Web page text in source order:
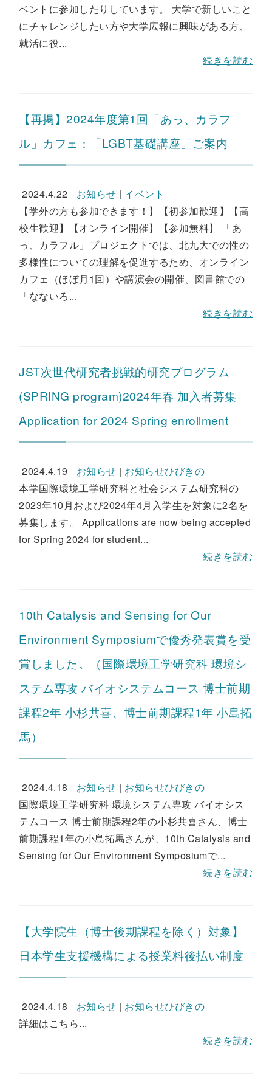
ベントに参加したりしています。 大学で新しいこと
にチャレンジしたい方や大学広報に興味がある方、
就活に役...
続きを読む
【再掲】2024年度第1回「あっ、カラフ
ル」カフェ：「LGBT基礎講座」ご案内
2024.4.22 お知らせ | イベント
【学外の方も参加できます！】【初参加歓迎】【高
校生歓迎】【オンライン開催】【参加無料】 「あ
っ、カラフル」プロジェクトでは、北九大での性の
多様性についての理解を促進するため、オンライン
カフェ（ほぼ月1回）や講演会の開催、図書館での
「なないろ...
続きを読む
JST次世代研究者挑戦的研究プログラム
(SPRING program)2024年春 加入者募集
Application for 2024 Spring enrollment
2024.4.19 お知らせ | お知らせひびきの
本学国際環境工学研究科と社会システム研究科の
2023年10月および2024年4月入学生を対象に2名を
募集します。 Applications are now being accepted
for Spring 2024 for student...
続きを読む
10th Catalysis and Sensing for Our
Environment Symposiumで優秀発表賞を受
賞しました。（国際環境工学研究科 環境シ
ステム専攻 バイオシステムコース 博士前期
課程2年 小杉共喜、博士前期課程1年 小島拓
馬）
2024.4.18 お知らせ | お知らせひびきの
国際環境工学研究科 環境システム専攻 バイオシス
テムコース 博士前期課程2年の小杉共喜さん、博士
前期課程1年の小島拓馬さんが、10th Catalysis and
Sensing for Our Environment Symposiumで...
続きを読む
【大学院生（博士後期課程を除く）対象】
日本学生支援機構による授業料後払い制度
2024.4.18 お知らせ | お知らせひびきの
詳細はこちら...
続きを読む